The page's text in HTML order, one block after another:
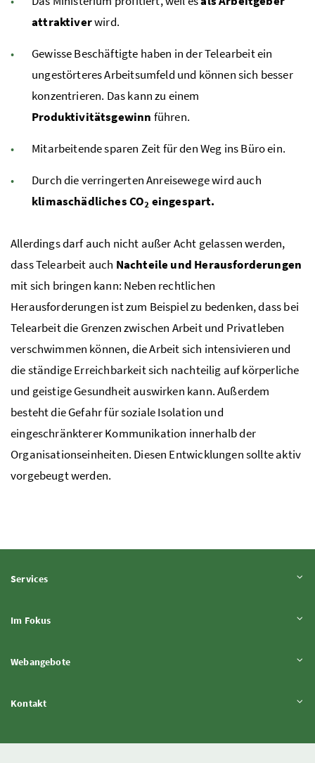
attraktiverwird.
Gewisse Beschäftigte haben in der Telearbeit ein
ungestörteres Arbeitsumfeld und können sich besser
konzentrieren. Das kann zu einem
Produktivitätsgewinn führen.
Mitarbeitende sparen Zeit für den Weg ins Büro ein.
Durch die verringerten Anreisewege wird auch
klimaschädlichesCO2 eingespart.
Allerdings darf auch nicht außer Acht gelassen werden,
dass Telearbeit auch Nachteile und Herausforderungen
mit sich bringen kann: Neben rechtlichen
Herausforderungen ist zum Beispiel zu bedenken, dass bei
Telearbeit die Grenzen zwischen Arbeit und Privatleben
verschwimmen können, die Arbeit sich intensivieren und
die ständige Erreichbarkeit sich nachteilig auf körperliche
und geistige Gesundheit auswirken kann. Außerdem
besteht die Gefahr für soziale Isolation und
eingeschränkterer Kommunikation innerhalb der
Organisationseinheiten. Diesen Entwicklungen sollte aktiv
vorgebeugt werden.
ServicesInhalt aufklappen
Im FokusInhalt aufklappen
WebangeboteInhalt aufklappen
KontaktInhalt aufklappen